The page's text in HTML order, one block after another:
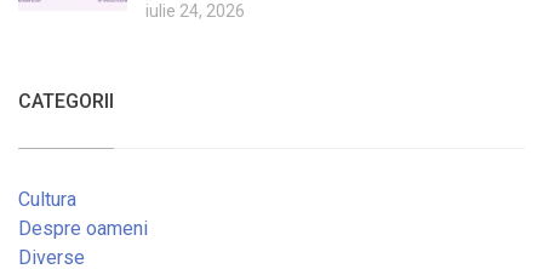
iulie 24, 2026
CATEGORII
Cultura
Despre oameni
Diverse